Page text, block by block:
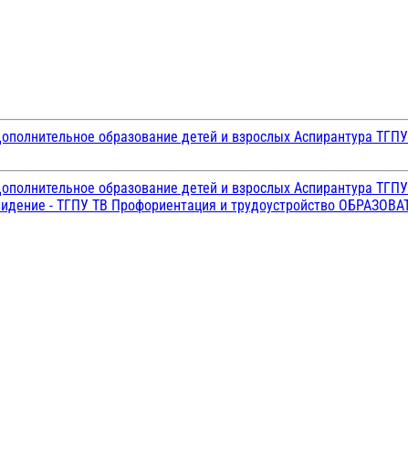
образование детей и взрослых Аспирантура ТГПУ
образование детей и взрослых Аспирантура ТГПУ
- ТГПУ ТВ Профориентация и трудоустройство